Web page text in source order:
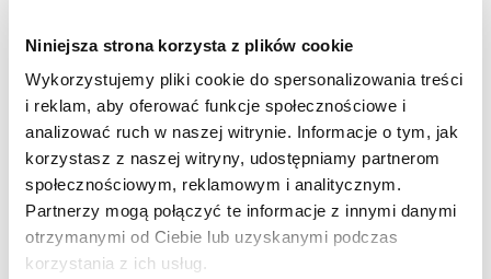
Niniejsza strona korzysta z plików cookie
Wykorzystujemy pliki cookie do spersonalizowania treści
i reklam, aby oferować funkcje społecznościowe i
analizować ruch w naszej witrynie. Informacje o tym, jak
korzystasz z naszej witryny, udostępniamy partnerom
społecznościowym, reklamowym i analitycznym.
Partnerzy mogą połączyć te informacje z innymi danymi
otrzymanymi od Ciebie lub uzyskanymi podczas
korzystania z ich usług.
Składniki na babkę z advocatem
130 g mąki pszennej
120 g mąki ziemniaczanej
5 jajek
180 g cukru pudru
szklanka oleju
szklanka ajerkoniaku